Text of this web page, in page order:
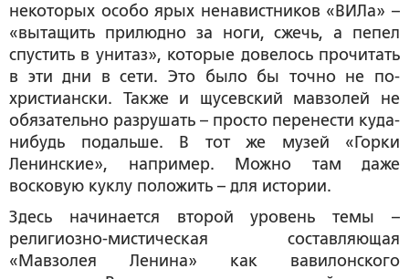
некоторых особо ярых ненавистников «ВИЛа» –
«вытащить прилюдно за ноги, сжечь, а пепел
спустить в унитаз», которые довелось прочитать
в эти дни в сети. Это было бы точно не по-
христиански. Также и щусевский мавзолей не
обязательно разрушать – просто перенести куда-
нибудь подальше. В тот же музей «Горки
Ленинские», например. Можно там даже
восковую куклу положить – для истории.
Здесь начинается второй уровень темы –
религиозно-мистическая составляющая
«Мавзолея Ленина» как вавилонского